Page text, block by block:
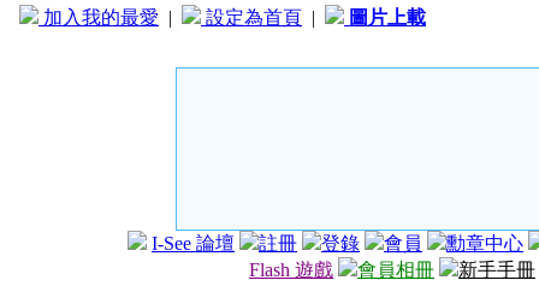
加入我的最愛 | 設定為首頁 | 圖片上載
I-See 論壇 註冊 登錄 會員
勳章中心
Flash 遊戲
會員相冊 新手手冊